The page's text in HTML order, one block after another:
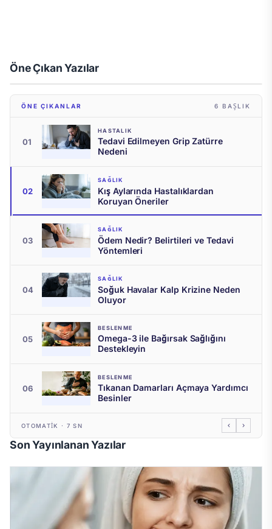
Öne Çıkan Yazılar
Tedavi Edilmeyen Grip Zatürre
Nedeni
SAĞLIK · 22 HAZIRAN 2026
Kış Aylarında Hastalıklardan Koruyan
Öneriler
Ödem Nedir? Belirtileri ve Tedavi
Yöntemleri
Soğuk Havalar Kalp Krizine Neden
Oluyor
Omega-3 ile Bağırsak Sağlığını
Destekleyin
Tıkanan Damarları Açmaya Yardımcı
Besinler
ÖNE ÇIKANLAR 6 BAŞLIK
01
HASTALIK
Tedavi Edilmeyen Grip Zatürre
Nedeni
02
SAĞLIK
Kış Aylarında Hastalıklardan
Koruyan Öneriler
03
SAĞLIK
Ödem Nedir? Belirtileri ve Tedavi
Yöntemleri
04
SAĞLIK
Soğuk Havalar Kalp Krizine Neden
Oluyor
05
BESLENME
Omega-3 ile Bağırsak Sağlığını
Destekleyin
06
BESLENME
Tıkanan Damarları Açmaya Yardımcı
Besinler
OTOMATIK · 7 SN
Son Yayınlanan Yazılar